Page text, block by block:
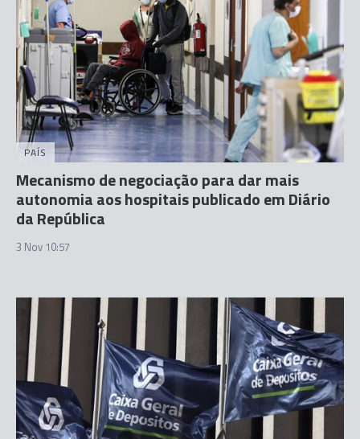
PAÍS
Mecanismo de negociação para dar mais
autonomia aos hospitais publicado em Diário
da República
3 Nov 10:57